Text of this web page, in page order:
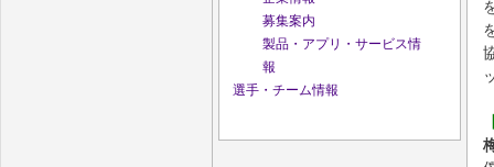
募集案内
製品・アプリ・サービス情
報
選手・チーム情報